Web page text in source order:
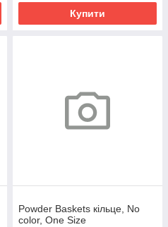
Купити
Powder Baskets кільце, No
color, One Size